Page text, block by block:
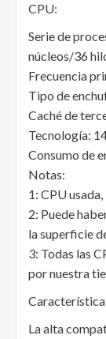
CPU:
Serie de
núcleos/36
Frecuencia
Tipo de
Caché de
Tecnología:
Consumo de
Notas:
1: CPU
2: Puede
la superficie
3: Todas las
por nuestra
La alta